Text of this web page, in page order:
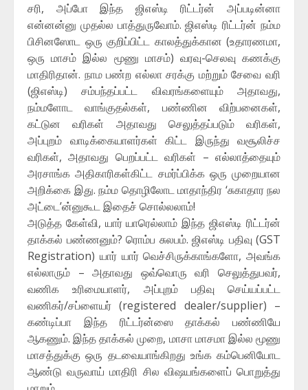
சரி, அப்போ இந்த ஜிஎஸ்டி ரிட்டர்ன் அப்படின்னா
என்னன்னு முதல்ல பாத்துருவோம். ஜிஎஸ்டி ரிட்டர்ன் நம்ம
பிசினஸோட ஒரு குறிப்பிட்ட காலத்துக்கான (உதாரணமா,
ஒரு மாசம் இல்ல மூணு மாசம்) வரவு-செலவு கணக்கு
மாதிரிதான். நாம பண்ற எல்லா சரக்கு மற்றும் சேவை வரி
(ஜிஎஸ்டி) சம்பந்தப்பட்ட விவரங்களையும் அதாவது,
நம்மளோட வாங்குதல்கள், பண்ணின விற்பனைகள்,
கட்டுன வரிகள் அதாவது செலுத்தப்படும் வரிகள்,
அப்புறம் வாடிக்கையாளர்கள் கிட்ட இருந்து வசூலிச்ச
வரிகள், அதாவது பெறப்பட்ட வரிகள் – எல்லாத்தையும்
அரசாங்க அதிகாரிகள்கிட்ட சமர்ப்பிக்க ஒரு முறையான
அறிக்கை இது. நம்ம தொழிலோட மாதாந்திர ‘சுகாதார நல
அட்டை’ன்னுகூட இதைச் சொல்லலாம்!
அடுத்த கேள்வி, யார் யாரெல்லாம் இந்த ஜிஎஸ்டி ரிட்டர்ன்
தாக்கல் பண்ணனும்? ரொம்ப சுலபம். ஜிஎஸ்டி பதிவு (GST
Registration) யார் யார் வெச்சிருக்காங்களோ, அவங்க
எல்லாரும் – அதாவது ஒவ்வொரு வரி செலுத்துபவர்,
வணிக உரிமையாளர், அப்புறம் பதிவு செய்யப்பட்ட
வணிகர்/சப்ளையர் (registered dealer/supplier) –
கண்டிப்பா இந்த ரிட்டர்ன்ஸை தாக்கல் பண்ணியே
ஆகணும். இந்த தாக்கல் முறை, மாசா மாசமா இல்ல மூணு
மாசத்துக்கு ஒரு தடவையாங்கிறது உங்க கம்பெனியோட
ஆண்டு வருவாய் மாதிரி சில விஷயங்களைப் பொறுத்து